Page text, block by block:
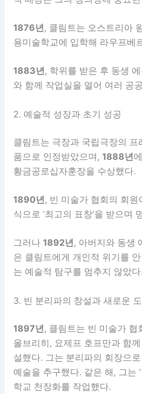
1876년, 클림트는 오스트리아
용미술학교에 입학해 라우프베
1883년, 학위를 받은 후 동생
와 함께 작업실을 열어 여러 공
2. 예술적 성장과 초기 성공
클림트는 극장과 국립극장의
품으로 인정받았으며,1888년
황금공로십자훈장을 수상했다.
1890년, 빈 미술가 협회의 회
식으로 ‘최고의 표창’을 받으며
그러나1892년, 아버지와 동생
은 클림트에게 개인적 위기를
는 예술적 탐구를 멈추지 않았다.
3. 빈 분리파의 창설과 새로운
1897년 , 클림트는 빈 미술가
올브리히, 요제프 호프만과 함
설했다. 그는 분리파의 회장으
예술을 추구했다. 같은 해, 그는 ‘
학교 천장화를 작업했다.